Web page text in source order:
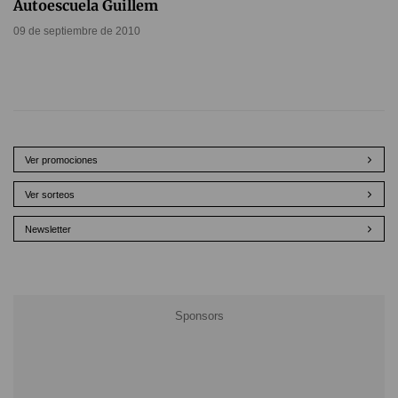
Autoescuela Guillem
09 de septiembre de 2010
Ver promociones
Ver sorteos
Newsletter